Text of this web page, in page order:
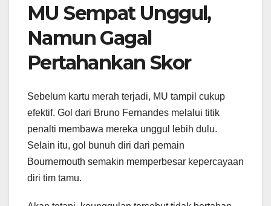
MU Sempat Unggul,
Namun Gagal
Pertahankan Skor
Sebelum kartu merah terjadi, MU tampil cukup
efektif. Gol dari Bruno Fernandes melalui titik
penalti membawa mereka unggul lebih dulu.
Selain itu, gol bunuh diri dari pemain
Bournemouth semakin memperbesar kepercayaan
diri tim tamu.